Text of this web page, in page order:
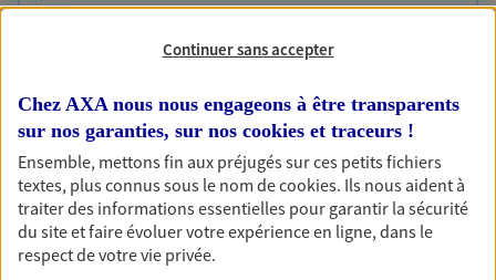
Votre logement est unique, comme vous. Le
contrat Ma Maison assure votre sérénité en
protégeant ce qui vous tient à coeur.
Découvrir l'offre Habitation
OBTENIR UN TARIF EN LIGNE
Garantie Accidents de la Vie
Bricoleuse, féru de jardinage, pâtissier en herbe
Continuer sans accepter
Chez AXA nous nous engageons à être transparents
sur nos garanties, sur nos cookies et traceurs !
Ensemble, mettons fin aux préjugés sur ces petits fichiers
textes, plus connus sous le nom decookies. Ils nous aident à
traiter des informations essentielles pour garantir la sécurité
du site et faire évoluer votre expérience en ligne, dans le
respect de votre vie privée.